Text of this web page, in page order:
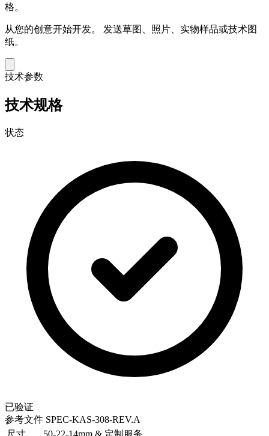
格。
从您的创意开始开发。 发送草图、照片、实物样品或技术图
纸。
技术参数
技术规格
状态
已验证
参考文件 SPEC-KAS-308-REV.A
尺寸
50-22-14mm & 定制服务